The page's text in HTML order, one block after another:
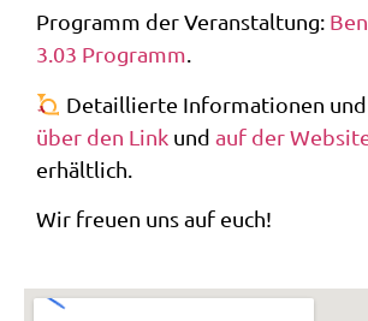
Programm der Veranstaltung:
3.03 Programm.
Detaillierte Informationen und
über den Link und auf der
erhältlich.
Wir freuen uns auf euch!